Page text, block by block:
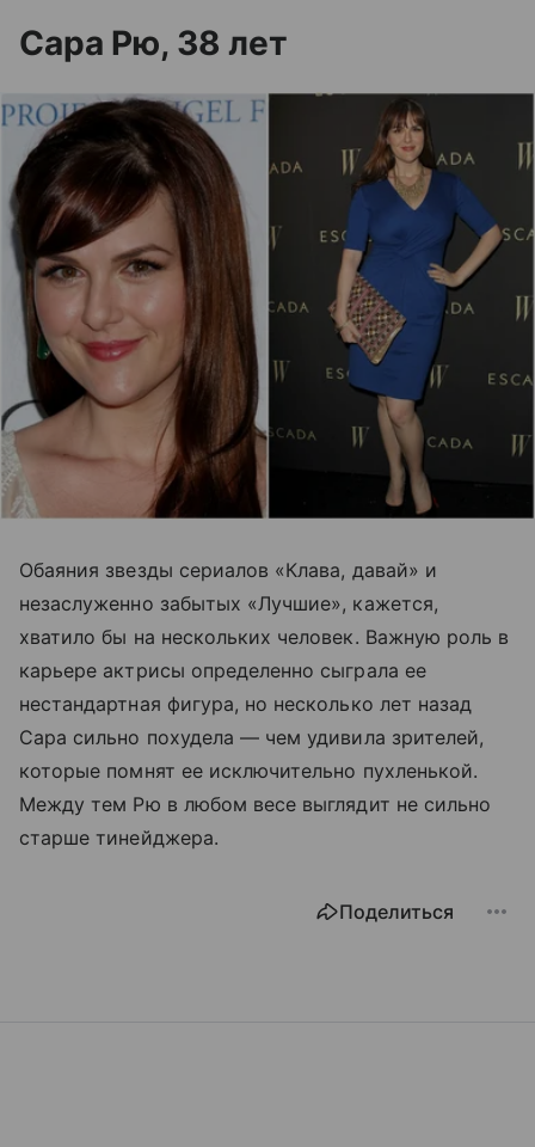
Сара Рю, 38 лет
Обаяния звезды сериалов «Клава, давай» и
незаслуженно забытых «Лучшие», кажется,
хватило бы на нескольких человек. Важную роль в
карьере актрисы определенно сыграла ее
нестандартная фигура, но несколько лет назад
Сара сильно похудела — чем удивила зрителей,
которые помнят ее исключительно пухленькой.
Между тем Рю в любом весе выглядит не сильно
старше тинейджера.
Поделиться